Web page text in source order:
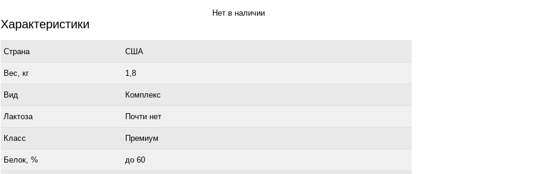
Нет в наличии
Характеристики
Страна США
Вес, кг 1,8
Вид Комплекс
Лактоза Почти нет
Класс Премиум
Белок, % до 60